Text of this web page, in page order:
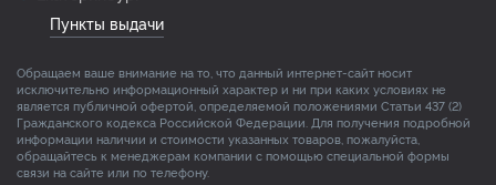
Пункты выдачи
Обращаем ваше внимание на то, что данный интернет-сайт носит
исключительно информационный характер и ни при каких условиях не
является публичной офертой, определяемой положениями Статьи 437 (2)
Гражданского кодекса Российской Федерации. Для получения подробной
информации наличии и стоимости указанных товаров, пожалуйста,
обращайтесь к менеджерам компании с помощью специальной формы
связи на сайте или по телефону.